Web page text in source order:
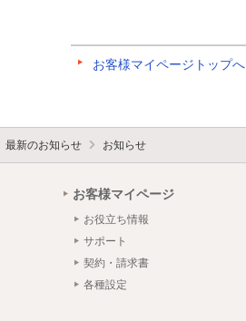
お客様マイページトップへ
最新のお知らせ お知らせ
お客様マイページ
お役立ち情報
サポート
契約・請求書
各種設定